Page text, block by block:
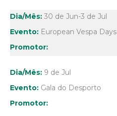
30 de Jun-3 de Jul
European Vespa Days
9 de Jul
Gala do Desporto